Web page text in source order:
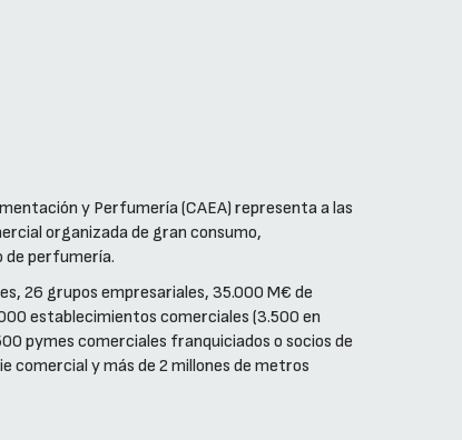
y Perfumería (CAEA) representa a las
organizada de gran consumo,
de perfumería.
26 grupos empresariales, 35.000 M€ de
establecimientos comerciales (3.500 en
pymes comerciales franquiciados o socios de
comercial y más de 2 millones de metros